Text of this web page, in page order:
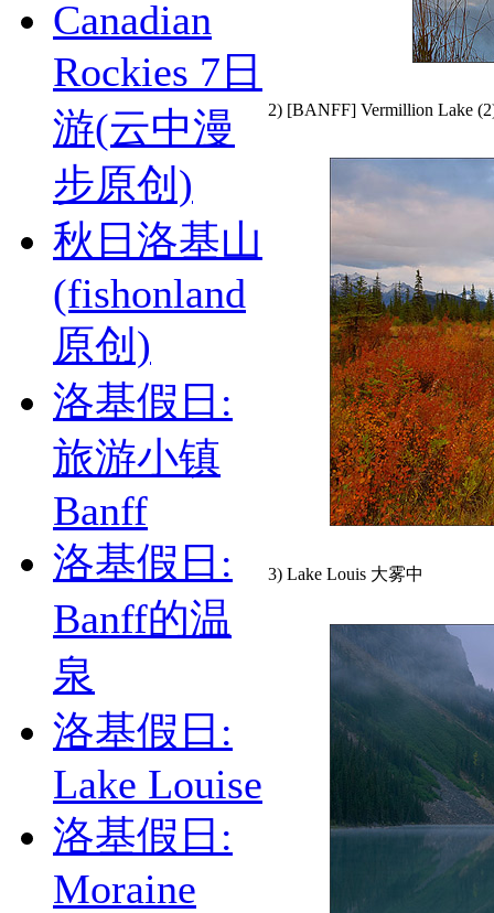
Canadian
Rockies 7日
游(云中漫
步原创)
秋日洛基山
(fishonland
原创)
洛基假日:
旅游小镇
Banff
洛基假日:
Banff的温
泉
洛基假日:
Lake Louise
洛基假日:
Moraine
2) [BANFF] Vermillion Lake
3) Lake Louis 大雾中